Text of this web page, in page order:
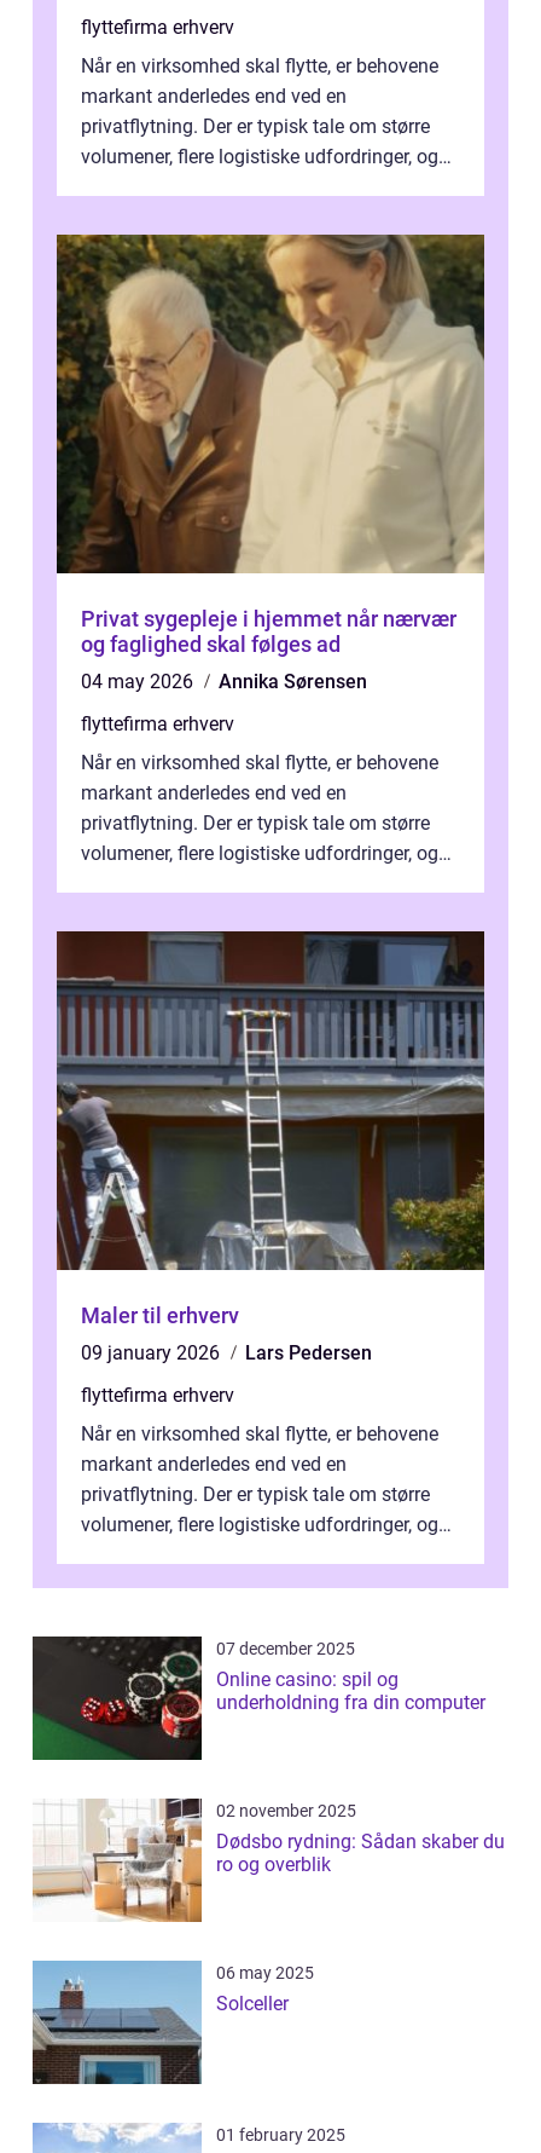
flyttefirma erhverv
Når en virksomhed skal flytte, er behovene
markant anderledes end ved en
privatflytning. Der er typisk tale om større
volumener, flere logistiske udfordringer, og
Privat sygepleje i hjemmet når nærvær
og faglighed skal følges ad
04 may 2026
Annika Sørensen
flyttefirma erhverv
Når en virksomhed skal flytte, er behovene
markant anderledes end ved en
privatflytning. Der er typisk tale om større
volumener, flere logistiske udfordringer, og
Maler til erhverv
09 january 2026
Lars Pedersen
flyttefirma erhverv
Når en virksomhed skal flytte, er behovene
markant anderledes end ved en
privatflytning. Der er typisk tale om større
volumener, flere logistiske udfordringer, og
07 december 2025
Online casino: spil og
underholdning fra din computer
02 november 2025
Dødsbo rydning: Sådan skaber du
ro og overblik
06 may 2025
Solceller
01 february 2025